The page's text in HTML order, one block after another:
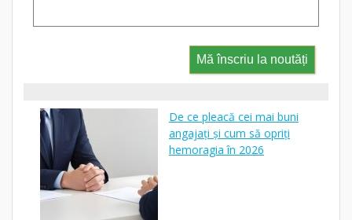
Mă înscriu la noutăți
De ce pleacă cei mai buni
angajați și cum să opriți
hemoragia în 2026